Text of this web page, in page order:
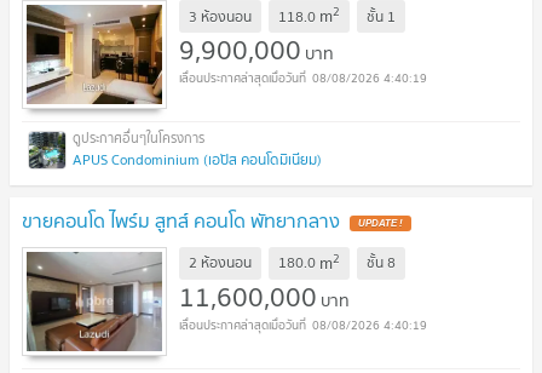
3 ห้องนอน 118.0 m2 ชั้น 1
9,900,000 บาท
08/08/2026 4:40:19
APUS Condominium (เอปัส คอนโดมิเนียม)
ขายคอนโด ไพร์ม สูทส์ คอนโด พัทยากลาง UPDATE !
2 ห้องนอน 180.0 m2 ชั้น8
11,600,000 บาท
08/08/2026 4:40:19